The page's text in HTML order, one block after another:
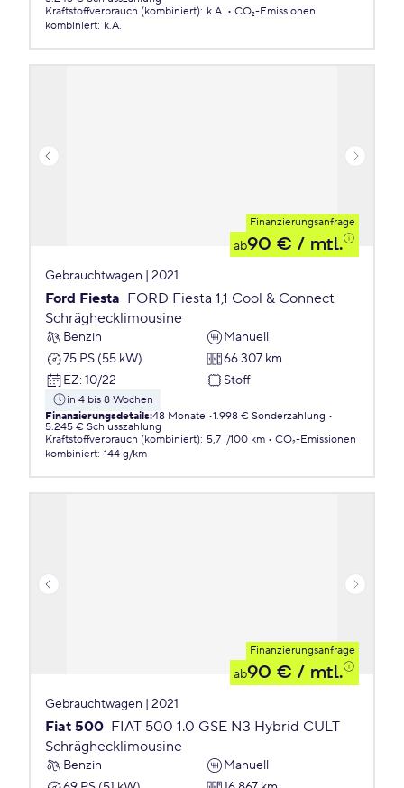
Kraftstoffverbrauch (kombiniert): k.A.
CO₂-Emissionen
kombiniert: k.A.
Finanzierungsanfrage
ab90 € / mtl.
Gebrauchtwagen | 2021
Ford Fiesta FORD Fiesta 1,1 Cool & Connect
Schräghecklimousine
Benzin
Manuell
75 PS (55 kW)
66.307 km
EZ: 10/22 Stoff
in 4 bis 8 Wochen
Finanzierungsdetails:48 Monate 1.998 € Sonderzahlung
5.245 € Schlusszahlung
Kraftstoffverbrauch (kombiniert): 5,7 l/100 km
CO₂-Emissionen
kombiniert: 144 g/km
Finanzierungsanfrage
ab90 € / mtl.
Gebrauchtwagen | 2021
Fiat 500 FIAT 500 1.0 GSE N3 Hybrid CULT
Schräghecklimousine
Benzin
Manuell